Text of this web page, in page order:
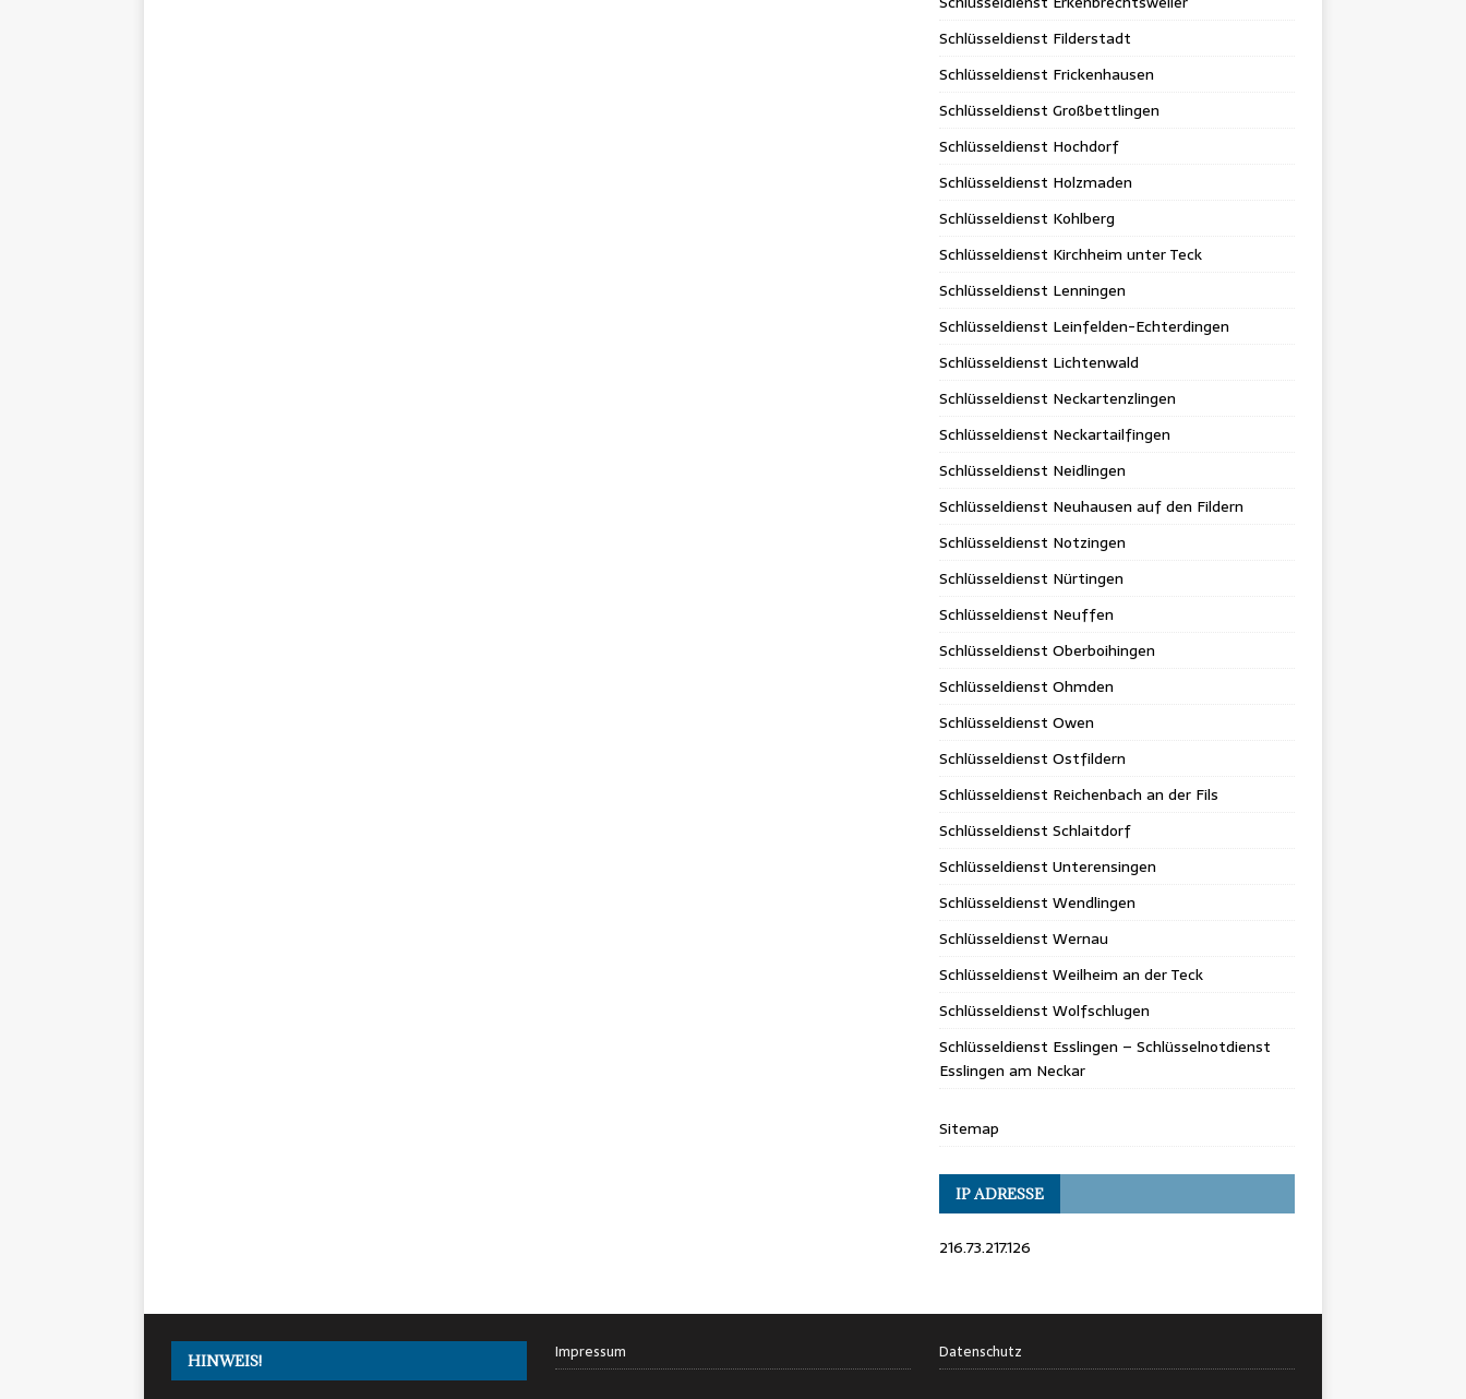
Schlüsseldienst Filderstadt
Schlüsseldienst Frickenhausen
Schlüsseldienst Großbettlingen
Schlüsseldienst Hochdorf
Schlüsseldienst Holzmaden
Schlüsseldienst Kohlberg
Schlüsseldienst Kirchheim unter Teck
Schlüsseldienst Lenningen
Schlüsseldienst Leinfelden-Echterdingen
Schlüsseldienst Lichtenwald
Schlüsseldienst Neckartenzlingen
Schlüsseldienst Neckartailfingen
Schlüsseldienst Neidlingen
Schlüsseldienst Neuhausen auf den Fildern
Schlüsseldienst Notzingen
Schlüsseldienst Nürtingen
Schlüsseldienst Neuffen
Schlüsseldienst Oberboihingen
Schlüsseldienst Ohmden
Schlüsseldienst Owen
Schlüsseldienst Ostfildern
Schlüsseldienst Reichenbach an der Fils
Schlüsseldienst Schlaitdorf
Schlüsseldienst Unterensingen
Schlüsseldienst Wendlingen
Schlüsseldienst Wernau
Schlüsseldienst Weilheim an der Teck
Schlüsseldienst Wolfschlugen
Schlüsseldienst Esslingen – Schlüsselnotdienst
Esslingen am Neckar
Sitemap
IP ADRESSE
216.73.217.126
HINWEIS! Impressum Datenschutz